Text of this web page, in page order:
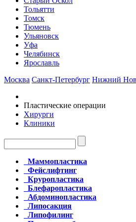
Тольятти
Томск
Тюмень
Ульяновск
Уфа
Челябинск
Ярославль
Москва Санкт-Петербург Нижний
Пластические операции
Хирурги
Клиники
Маммопластика
Фейслифтинг
Круропластика
Блефаропластика
Абдоминопластика
Липосакция
Липофилинг